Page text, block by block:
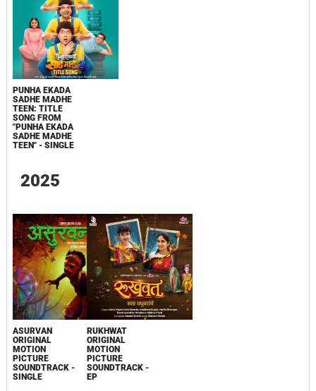
PUNHA EKADA
SADHE MADHE
TEEN: TITLE
SONG FROM
"PUNHA EKADA
SADHE MADHE
TEEN" - SINGLE
2025
ASURVAN
ORIGINAL
MOTION
PICTURE
SOUNDTRACK -
SINGLE
RUKHWAT
ORIGINAL
MOTION
PICTURE
SOUNDTRACK -
EP